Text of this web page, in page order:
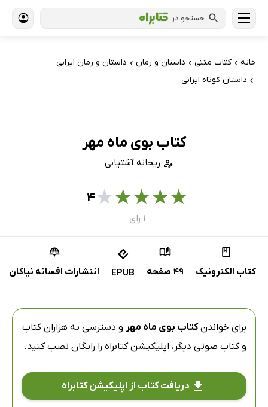
جستجو در
خانه › کتاب‌ متنی › داستان و رمان › داستان و رمان ایرانی
› داستان کوتاه ایرانی
کتاب بوی ماه مهر
ریحانه آشتیانی
★
★
★
★
★۴
۱ رای
کتاب الکترونیک 49 صفحه EPUB انتشارات افسانه نیاکان
برای خواندنکتاب بوی ماه مهر و دسترسی به هزاران کتاب
و کتاب صوتی دیگر، اپلیکیشن کتابراه را رایگان نصب کنید.
دریافت کتاب از اپلیکیشن کتابراه